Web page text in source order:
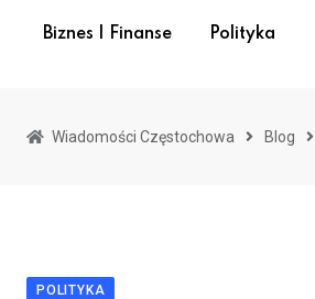
Biznes I Finanse Polityka
Wiadomości Częstochowa Blog
POLITYKA